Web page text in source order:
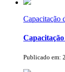
Capacitação
Capacitação
Publicado em: